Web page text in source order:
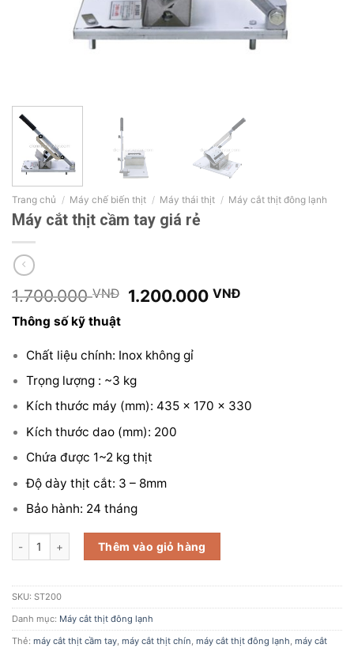
Trang chủ / Máy chế biến thịt / Máy thái thịt / Máy cắt thịt đông lạnh
Máy cắt thịt cầm tay giá rẻ
1.700.000VNĐ
Giá
1.700.000 VNĐ.
1.200.000VNĐGiá
Thông số kỹ thuật
Chất liệu chính: Inox không gỉ
Trọng lượng : ~3 kg
Kích thước máy (mm): 435 x 170 x 330
Kích thước dao (mm): 200
Chứa được 1~2 kg thịt
Độ dày thịt cắt: 3 – 8mm
Bảo hành: 24 tháng
Máy cắt thịt cầm tay giá rẻ số lượng
Thêm vào giỏ hàng
SKU: ST200
Danh mục: Máy cắt thịt đông lạnh
Thẻ: máy cắt thịt cầm tay, máy cắt thịt chín, máy cắt thịt đông lạnh, máy cắt